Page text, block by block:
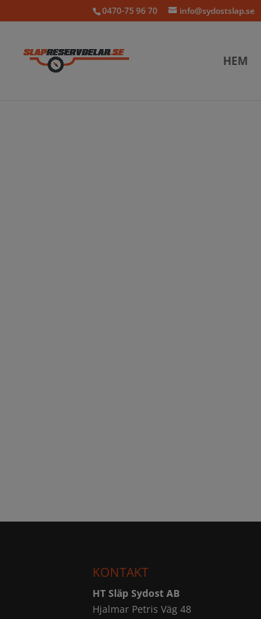
0470-75 96 70 info@sydostslap.se
HEM
KONTAKT
HT Släp Sydost AB
Hjalmar Petris Väg 48